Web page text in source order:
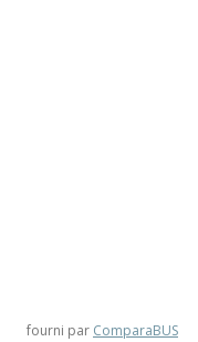
fourni par ComparaBUS